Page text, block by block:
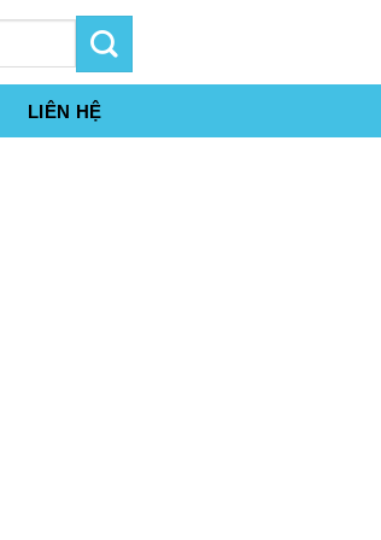
LIÊN HỆ